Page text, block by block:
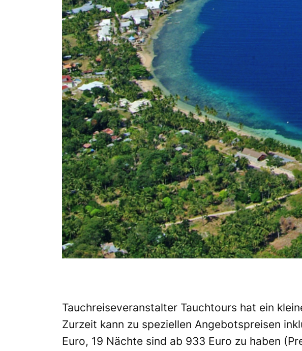
Tauchreiseveranstalter Tauchtours hat ein
Zurzeit kann zu speziellen Angebotspreisen
Euro, 19 Nächte sind ab 933 Euro zu haben